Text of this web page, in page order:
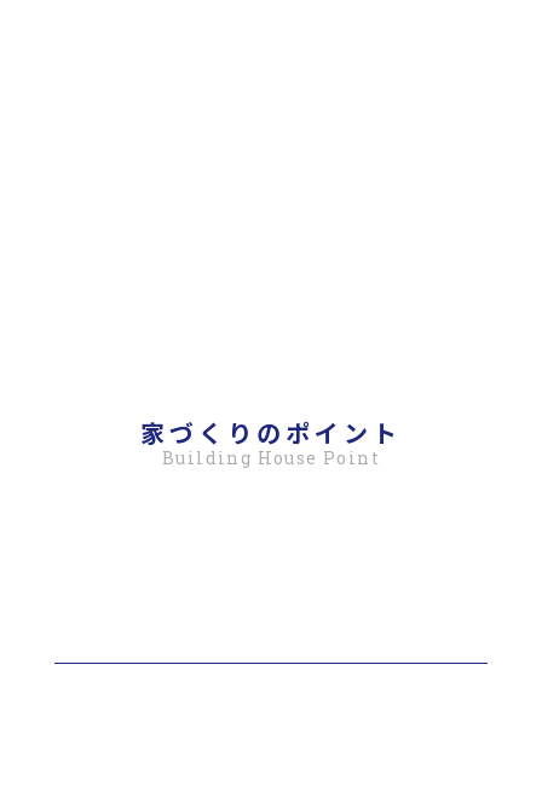
家づくりのポイント
Building House Point